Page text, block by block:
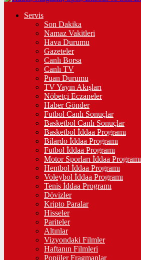
Servis
Son Dakika
Namaz Vakitleri
Hava Durumu
Gazeteler
Canlı Borsa
Canlı TV
Puan Durumu
TV Yayın Akışları
Nöbetçi Eczaneler
Haber Gönder
Futbol Canlı Sonuçlar
Basketbol Canlı Sonuçlar
Basketbol İddaa Programı
Bilardo İddaa Programı
Futbol İddaa Programı
Motor Sporları İddaa Programı
Hentbol İddaa Programı
Voleybol İddaa Programı
Tenis İddaa Programı
Dövizler
Kripto Paralar
Hisseler
Pariteler
Altınlar
Vizyondaki Filmler
Haftanın Filmleri
Popüler Fragmanlar